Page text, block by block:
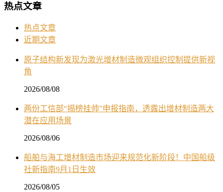
热点文章
热点文章
近期文章
原子结构新发现为激光增材制造微观组织控制提供新视
角
2026/08/08
两份工信部“揭榜挂帅”申报指南，透露出增材制造两大
潜在应用场景
2026/08/06
船舶与海工增材制造市场迎来规范化新阶段！中国船级
社新指南9月1日生效
2026/08/05